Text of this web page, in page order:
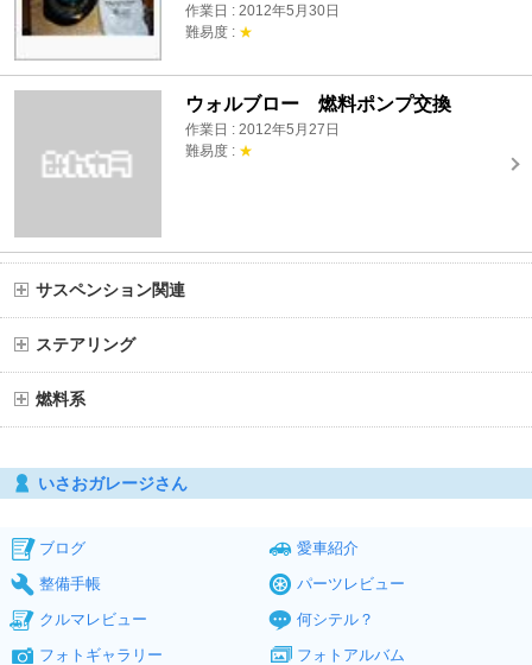
作業日 : 2012年5月30日
難易度 : ★
ウォルブロー 燃料ポンプ交換
作業日 : 2012年5月27日
難易度 : ★
サスペンション関連
ステアリング
燃料系
いさおガレージさん
ブログ
愛車紹介
整備手帳
パーツレビュー
クルマレビュー
何シテル？
フォトギャラリー
フォトアルバム